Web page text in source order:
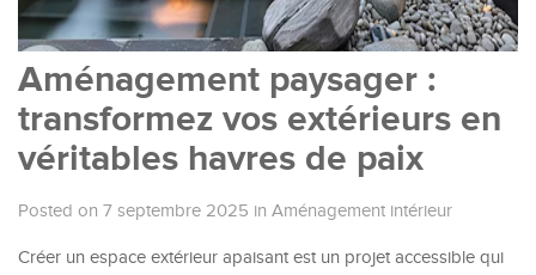
Aménagement paysager :
transformez vos extérieurs en
véritables havres de paix
Posted on 7 septembre 2025 in Aménagement intérieur
Créer un espace extérieur apaisant est un projet accessible qui